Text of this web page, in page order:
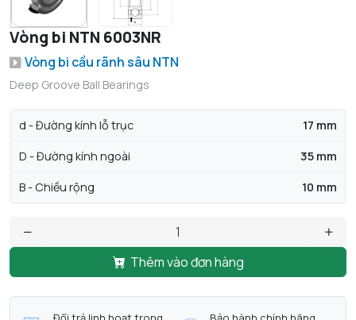
Vòng bi NTN 6003NR
Vòng bi cầu rãnh sâu NTN
Deep Groove Ball Bearings
d - Đường kính lỗ trục 17 mm
D - Đường kính ngoài 35 mm
B - Chiều rộng 10 mm
Thêm vào đơn hàng